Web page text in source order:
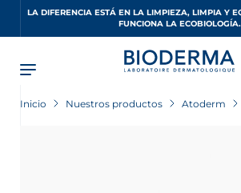
LA DIFERENCIA ESTÁ EN LA LIMPIEZA, LIMPIA Y
FUNCIONA LA ECOBIOLOGÍA.
Inicio Nuestros productos Atoderm